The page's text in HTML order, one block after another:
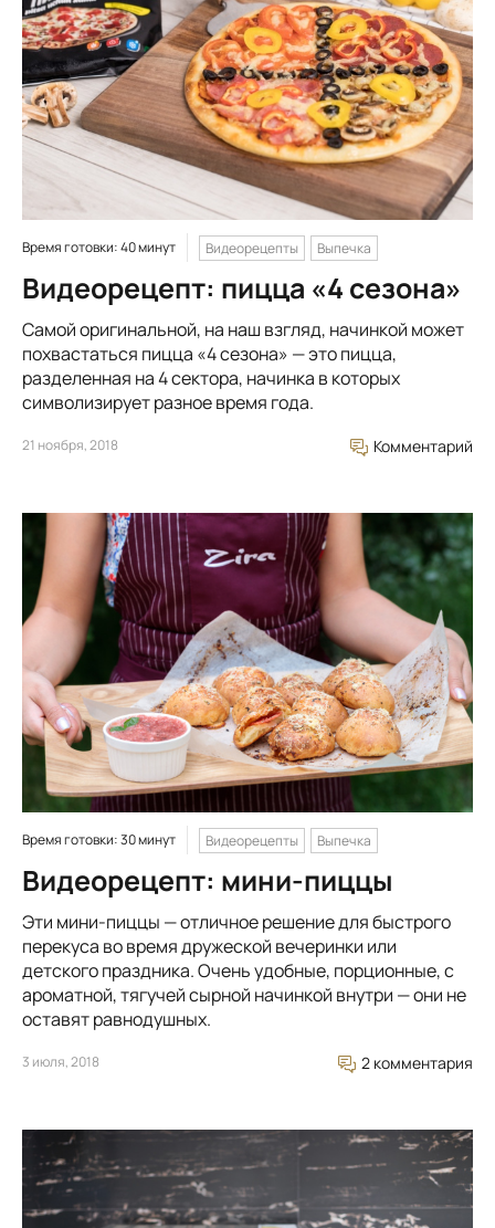
Время готовки: 40 минут Видеорецепты Выпечка
Видеорецепт: пицца «4 сезона»
Самой оригинальной, на наш взгляд, начинкой может
похвастаться пицца «4 сезона» — это пицца,
разделенная на 4 сектора, начинка в которых
символизирует разное время года.
21 ноября, 2018 Комментарий
Время готовки: 30 минут Видеорецепты Выпечка
Видеорецепт: мини-пиццы
Эти мини-пиццы — отличное решение для быстрого
перекуса во время дружеской вечеринки или
детского праздника. Очень удобные, порционные, с
ароматной, тягучей сырной начинкой внутри — они не
оставят равнодушных.
3 июля, 2018 2 комментария